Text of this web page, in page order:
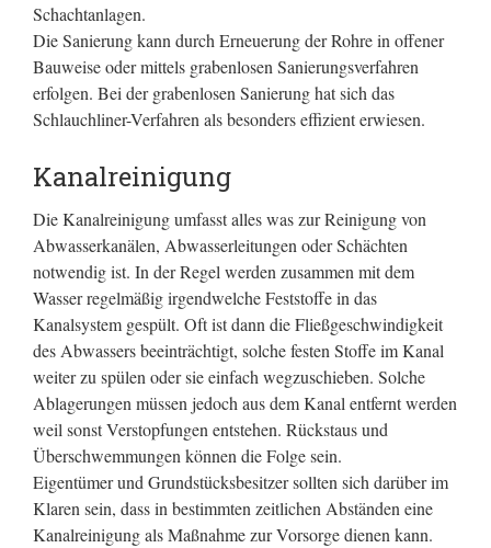
Schachtanlagen.
Die Sanierung kann durch Erneuerung der Rohre in offener
Bauweise oder mittels grabenlosen Sanierungsverfahren
erfolgen. Bei der grabenlosen Sanierung hat sich das
Schlauchliner-Verfahren als besonders effizient erwiesen.
Kanalreinigung
Die Kanalreinigung umfasst alles was zur Reinigung von
Abwasserkanälen, Abwasserleitungen oder Schächten
notwendig ist. In der Regel werden zusammen mit dem
Wasser regelmäßig irgendwelche Feststoffe in das
Kanalsystem gespült. Oft ist dann die Fließgeschwindigkeit
des Abwassers beeinträchtigt, solche festen Stoffe im Kanal
weiter zu spülen oder sie einfach wegzuschieben. Solche
Ablagerungen müssen jedoch aus dem Kanal entfernt werden
weil sonst Verstopfungen entstehen. Rückstaus und
Überschwemmungen können die Folge sein.
Eigentümer und Grundstücksbesitzer sollten sich darüber im
Klaren sein, dass in bestimmten zeitlichen Abständen eine
Kanalreinigung als Maßnahme zur Vorsorge dienen kann.